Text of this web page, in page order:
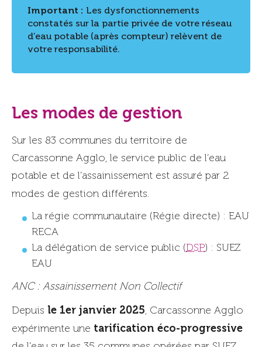
Important : Les dysfonctionnements
constatés sur la partie privée de votre réseau
d’eau potable (après compteur) relèvent de
votre responsabilité.
Les modes de gestion
Sur les 83 communes du territoire de
Carcassonne Agglo, le service public de l’eau
potable et de l’assainissement est assuré par 2
modes de gestion différents.
La régie communautaire (Régie directe) : EAU
RECA
La délégation de service public (DSP) : SUEZ
EAU
ANC : Assainissement Non Collectif
Depuis le 1er janvier 2025, Carcassonne Agglo
expérimente une tarification éco-progressive